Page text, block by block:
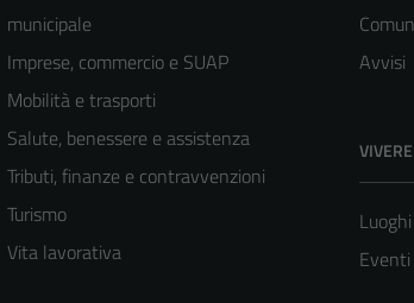
municipale
Imprese, commercio e SUAP
Mobilità e trasporti
Salute, benessere e assistenza
Tributi, finanze e contravvenzioni
Turismo
Vita lavorativa
Avvisi
Luoghi
Eventi